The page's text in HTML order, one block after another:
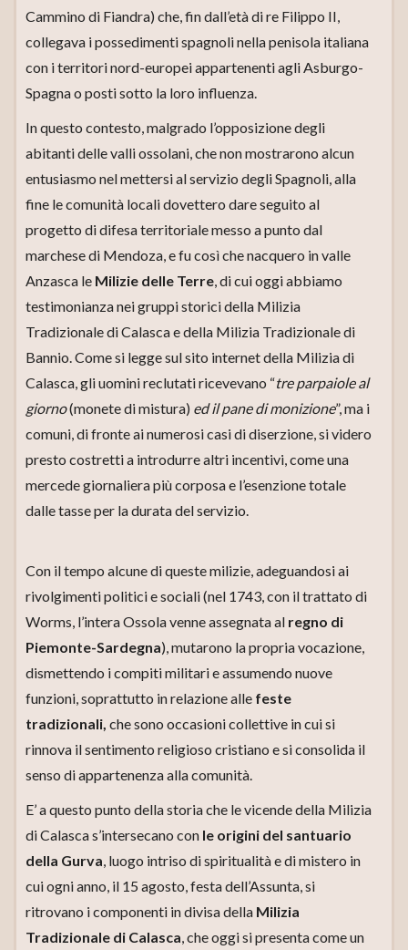
Cammino di Fiandra) che, fin dall’età di re Filippo II,
collegava i possedimenti spagnoli nella penisola italiana
con i territori nord-europei appartenenti agli Asburgo-
Spagna o posti sotto la loro influenza.
In questo contesto, malgrado l’opposizione degli
abitanti delle valli ossolani, che non mostrarono alcun
entusiasmo nel mettersi al servizio degli Spagnoli, alla
fine le comunità locali dovettero dare seguito al
progetto di difesa territoriale messo a punto dal
marchese di Mendoza, e fu così che nacquero in valle
Anzasca le Milizie delle Terre, di cui oggi abbiamo
testimonianza nei gruppi storici della Milizia
Tradizionale di Calasca e della Milizia Tradizionale di
Bannio. Come si legge sul sito internet della Milizia di
Calasca, gli uomini reclutati ricevevano “tre parpaiole al
giorno(monete di mistura) ed il pane di monizione”, ma i
comuni, di fronte ai numerosi casi di diserzione, si videro
presto costretti a introdurre altri incentivi, come una
mercede giornaliera più corposa e l’esenzione totale
dalle tasse per la durata del servizio.
Con il tempo alcune di queste milizie, adeguandosi ai
rivolgimenti politici e sociali (nel 1743, con il trattato di
Worms, l’intera Ossola venne assegnata al regno di
Piemonte-Sardegna), mutarono la propria vocazione,
dismettendo i compiti militari e assumendo nuove
funzioni, soprattutto in relazione alle feste
tradizionali, che sono occasioni collettive in cui si
rinnova il sentimento religioso cristiano e si consolida il
senso di appartenenza alla comunità.
E’ a questo punto della storia che le vicende della Milizia
di Calasca s’intersecano con le origini del santuario
della Gurva, luogo intriso di spiritualità e di mistero in
cui ogni anno, il 15 agosto, festa dell’Assunta, si
ritrovano i componenti in divisa della Milizia
Tradizionale di Calasca, che oggi si presenta come un